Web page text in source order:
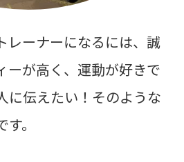
レーナーになるには、誠
ーが高く、運動が好きで
に伝えたい！そのような
。